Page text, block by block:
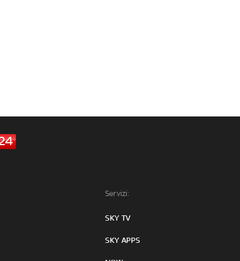
Servizi:
SKY TV
SKY APPS